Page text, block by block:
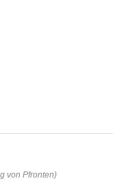
von Pfronten)